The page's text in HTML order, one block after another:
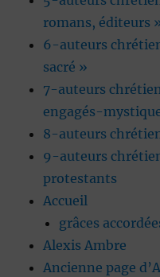
romans, éditeurs
6-auteurs
sacré »
7-auteurs
engagés-
8-auteurs
9-auteurs
protestants
Accueil
grâces
Alexis Ambre
Ancienne page